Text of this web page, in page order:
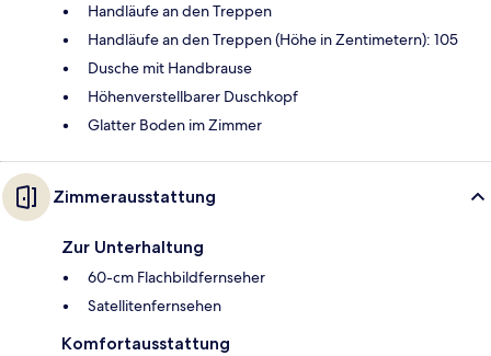
Handläufe an den Treppen
Handläufe an den Treppen (Höhe in Zentimetern): 105
Dusche mit Handbrause
Höhenverstellbarer Duschkopf
Glatter Boden im Zimmer
Zimmerausstattung
Zur Unterhaltung
60-cm Flachbildfernseher
Satellitenfernsehen
Komfortausstattung